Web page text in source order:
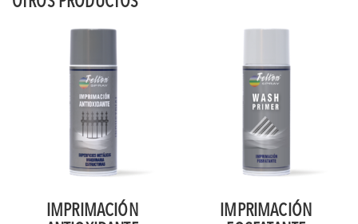
IMPRIMACIÓN
IMPRIMACIÓN